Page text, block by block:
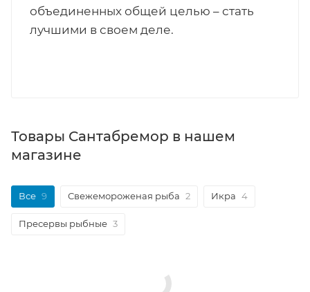
объединенных общей целью – стать
лучшими в своем деле.
Товары Сантабремор в нашем
магазине
Все 9 Свежемороженая рыба 2 Икра 4
Пресервы рыбные 3